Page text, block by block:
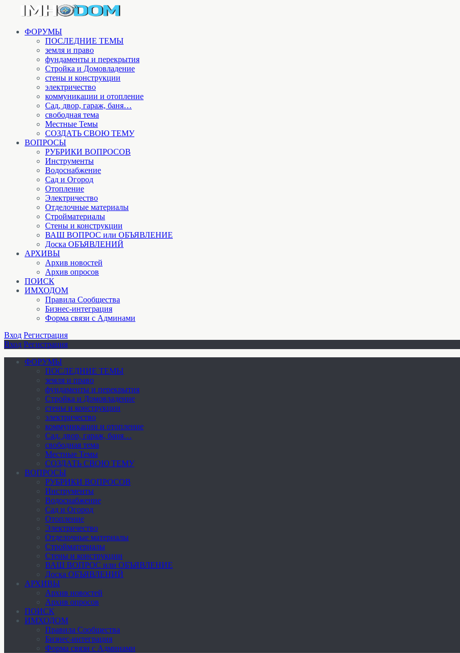
ФОРУМЫ
ПОСЛЕДНИЕ ТЕМЫ
земля и право
фундаменты и перекрытия
Стройка и Домовладение
стены и конструкции
электричество
коммуникации и отопление
Cад, двор, гараж, баня…
свободная тема
Местные Темы
СОЗДАТЬ СВОЮ ТЕМУ
ВОПРОСЫ
РУБРИКИ ВОПРОСОВ
Инструменты
Водоснабжение
Сад и Огород
Отопление
Электричество
Отделочные материалы
Стройматериалы
Стены и конструкции
ВАШ ВОПРОС или ОБЪЯВЛЕНИЕ
Доска ОБЪЯВЛЕНИЙ
АРХИВЫ
Архив новостей
Архив опросов
ПОИСК
ИМХОДОМ
Правила Сообщества
Бизнес-интеграция
Форма связи с Админами
Вход Регистрация
Вход Регистрация
ФОРУМЫ
ПОСЛЕДНИЕ ТЕМЫ
земля и право
фундаменты и перекрытия
Стройка и Домовладение
стены и конструкции
электричество
коммуникации и отопление
Cад, двор, гараж, баня…
свободная тема
Местные Темы
СОЗДАТЬ СВОЮ ТЕМУ
ВОПРОСЫ
РУБРИКИ ВОПРОСОВ
Инструменты
Водоснабжение
Сад и Огород
Отопление
Электричество
Отделочные материалы
Стройматериалы
Стены и конструкции
ВАШ ВОПРОС или ОБЪЯВЛЕНИЕ
Доска ОБЪЯВЛЕНИЙ
АРХИВЫ
Архив новостей
Архив опросов
ПОИСК
ИМХОДОМ
Правила Сообщества
Бизнес-интеграция
Форма связи с Админами